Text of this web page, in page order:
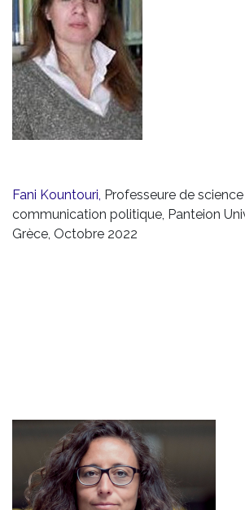
Fani Kountouri, Professeure de
communication politique, Panteion
Grèce, Octobre 2022